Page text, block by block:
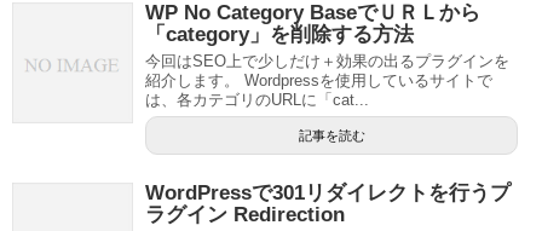
WP No Category BaseでＵＲＬから
「category」を削除する方法
今回はSEO上で少しだけ＋効果の出るプラグインを
紹介します。 Wordpressを使用しているサイトで
は、各カテゴリのURLに「cat...
記事を読む
WordPressで301リダイレクトを行うプ
ラグイン Redirection